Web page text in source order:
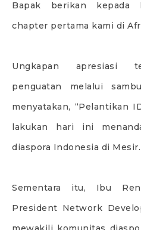
Bapak berikan kepada
chapter pertama kami di
Ungkapan apresiasi
penguatan melalui
menyatakan, “Pelantikan
lakukan hari ini
diaspora Indonesia di
Sementara itu, Ibu
President Network